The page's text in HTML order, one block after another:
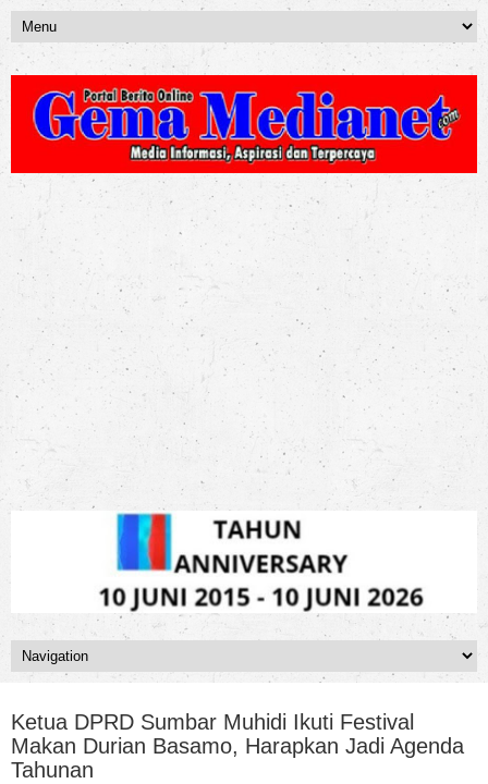
Ketua DPRD Sumbar Muhidi Ikuti Festival
Makan Durian Basamo, Harapkan Jadi Agenda
Tahunan